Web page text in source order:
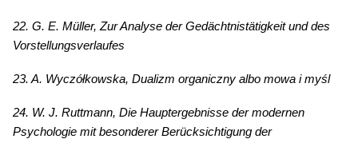
22. G. E. Müller, Zur Analyse der Gedächtnistätigkeit und des
Vorstellungsverlaufes
23. A. Wyczółkowska, Dualizm organiczny albo mowa i myśl
24. W. J. Ruttmann, Die Hauptergebnisse der modernen
Psychologie mit besonderer Berücksichtigung der